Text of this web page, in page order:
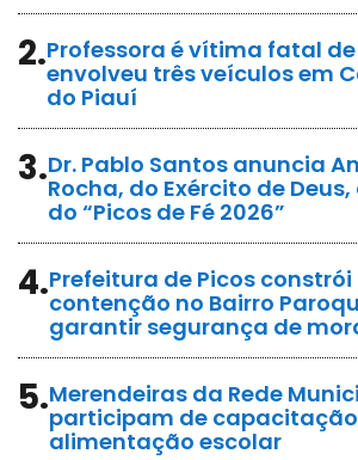
2.Professora é vítima fatal
envolveu três veículos em
do Piauí
3.Dr. Pablo Santos anuncia
Rocha, do Exército de
do “Picos de Fé 2026”
4.Prefeitura de Picos
contenção no Bairro
garantir segurança de
5.Merendeiras da Rede
participam de
alimentação escolar